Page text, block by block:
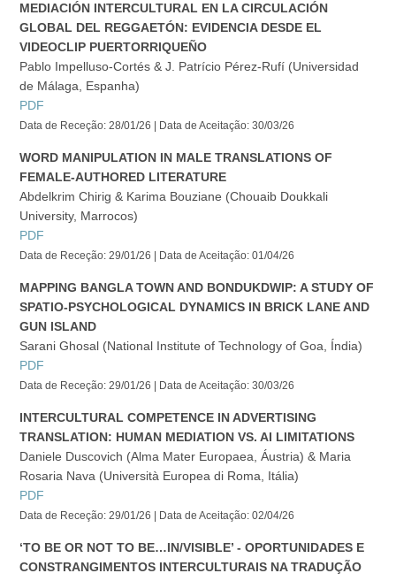
MEDIACIÓN INTERCULTURAL EN LA CIRCULACIÓN
GLOBAL DEL REGGAETÓN: EVIDENCIA DESDE EL
VIDEOCLIP PUERTORRIQUEÑO
Pablo Impelluso-Cortés & J. Patrício Pérez-Rufí (Universidad
de Málaga, Espanha)
PDF
Data de Receção: 28/01/26 | Data de Aceitação: 30/03/26
WORD MANIPULATION IN MALE TRANSLATIONS OF
FEMALE-AUTHORED LITERATURE
Abdelkrim Chirig & Karima Bouziane (Chouaib Doukkali
University, Marrocos)
PDF
Data de Receção: 29/01/26 | Data de Aceitação: 01/04/26
MAPPING BANGLA TOWN AND BONDUKDWIP: A STUDY OF
SPATIO-PSYCHOLOGICAL DYNAMICS IN BRICK LANE AND
GUN ISLAND
Sarani Ghosal (National Institute of Technology of Goa, Índia)
PDF
Data de Receção: 29/01/26 | Data de Aceitação: 30/03/26
INTERCULTURAL COMPETENCE IN ADVERTISING
TRANSLATION: HUMAN MEDIATION VS. AI LIMITATIONS
Daniele Duscovich (Alma Mater Europaea, Áustria) & Maria
Rosaria Nava (Università Europea di Roma, Itália)
PDF
Data de Receção: 29/01/26 | Data de Aceitação: 02/04/26
‘TO BE OR NOT TO BE…IN/VISIBLE’ - OPORTUNIDADES E
CONSTRANGIMENTOS INTERCULTURAIS NA TRADUÇÃO